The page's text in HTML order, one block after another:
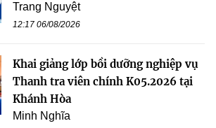
Trang Nguyệt
12:17 06/08/2026
Khai giảng lớp bồi dưỡng nghiệp vụ
Thanh tra viên chính K05.2026 tại
Khánh Hòa
Minh Nghĩa